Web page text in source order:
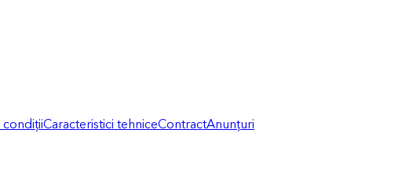
condițiiCaracteristici tehniceContractAnunțuri